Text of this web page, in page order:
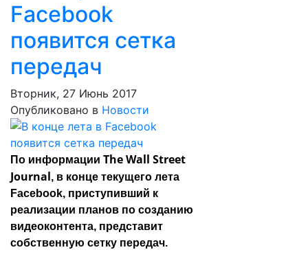
Facebook
появится сетка
передач
Вторник, 27 Июнь 2017
Опубликовано в Новости
По информации The Wall Street
Journal, в конце текущего лета
Facebook, приступивший к
реализации планов по созданию
видеоконтента, представит
собственную сетку передач.